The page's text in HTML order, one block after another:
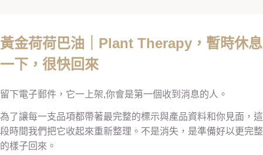
黃金荷荷巴油｜Plant Therapy，暫時休息
一下，很快回來
留下電子郵件，它一上架,你會是第一個收到消息的人。
為了讓每一支品項都帶著最完整的標示與產品資料和你見面，這
段時間我們把它收起來重新整理。不是消失，是準備好以更完整
的樣子回來。